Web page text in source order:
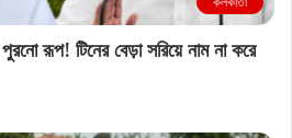
রূপ! টিনের বেড়া সরিয়ে নাম না করে